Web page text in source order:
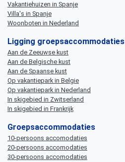
Vakantiehuizen in Spanje
Villa's in Spanje
Woonboten in Nederland
Ligging groepsaccommodaties
Aan de Zeeuwse kust
Aan de Belgische kust
Aan de Spaanse kust
Op vakantiepark in Belgie
Op vakantiepark in Nederland
In skigebied in Zwitserland
In skigebied in Frankrijk
Groepsaccommodaties
10-persoons accomodaties
20-persoons accomodaties
30-persoons accomodaties